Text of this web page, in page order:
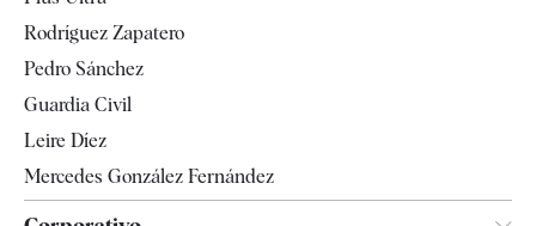
Televisión
Rodríguez Zapatero
Pedro Sánchez
Guardia Civil
Leire Díez
Mercedes González Fernández